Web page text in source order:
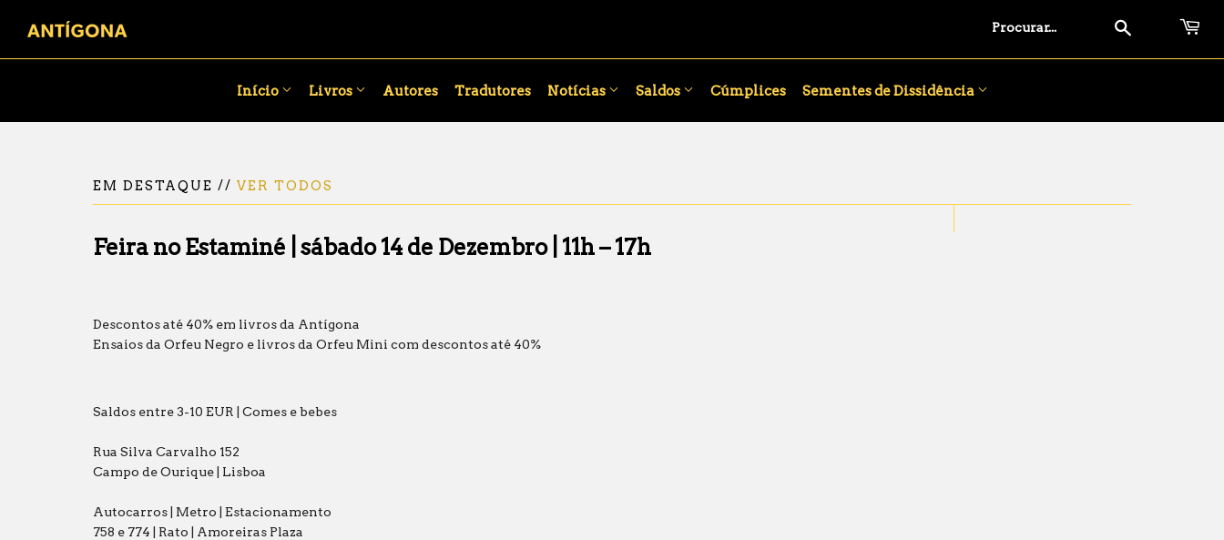
Início Livros Autores Tradutores Notícias Saldos Cúmplices Sementes de Dissidência
Pesquisar
EM DESTAQUE // VER TODOS
Feira no Estaminé | sábado 14 de Dezembro | 11h – 17h
Descontos até 40% em livros da Antígona
Ensaios da Orfeu Negro e livros da Orfeu Mini com descontos até 40%
Saldos entre 3-10 EUR | Comes e bebes
Rua Silva Carvalho 152
Campo de Ourique | Lisboa
Autocarros | Metro | Estacionamento
758 e 774 | Rato | Amoreiras Plaza